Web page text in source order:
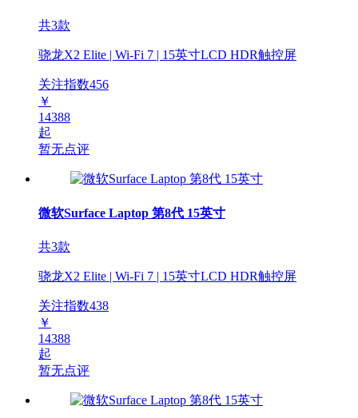
共3款
骁龙X2 Elite | Wi-Fi 7 | 15英寸LCD HDR触控屏
关注指数456
￥
14388
起
暂无点评
微软Surface Laptop 第8代 15英寸
共3款
骁龙X2 Elite | Wi-Fi 7 | 15英寸LCD HDR触控屏
关注指数438
￥
14388
起
暂无点评